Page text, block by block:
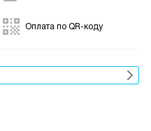
Оплата по QR-коду